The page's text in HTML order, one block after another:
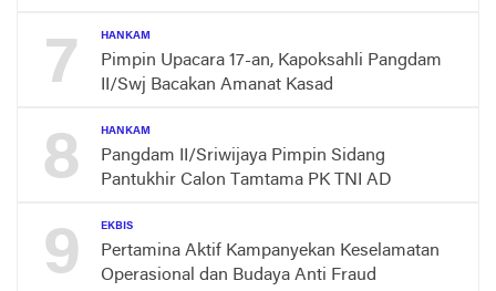
7 HANKAM
Pimpin Upacara 17-an, Kapoksahli Pangdam
II/Swj Bacakan Amanat Kasad
8 HANKAM
Pangdam II/Sriwijaya Pimpin Sidang
Pantukhir Calon Tamtama PK TNI AD
9 EKBIS
Pertamina Aktif Kampanyekan Keselamatan
Operasional dan Budaya Anti Fraud